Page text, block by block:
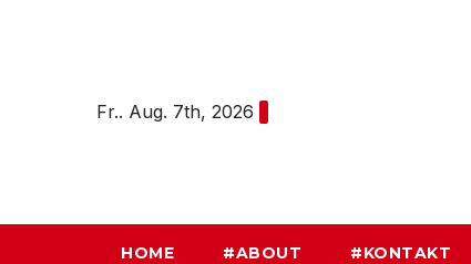
Fr.. Aug. 7th, 2026
HOME #ABOUT #KONTAKT